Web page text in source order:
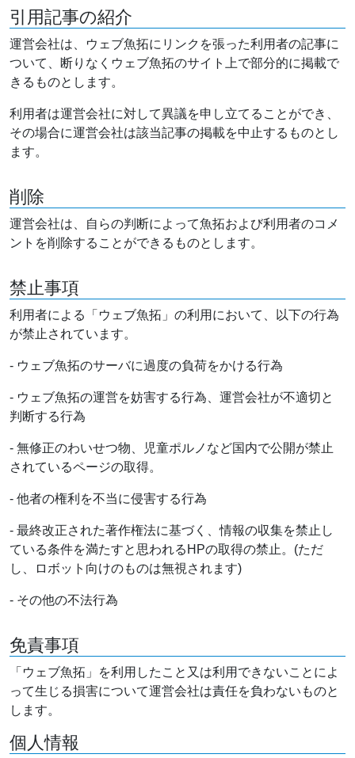
引用記事の紹介
運営会社は、ウェブ魚拓にリンクを張った利用者の記事に
ついて、断りなくウェブ魚拓のサイト上で部分的に掲載で
きるものとします。
利用者は運営会社に対して異議を申し立てることができ、
その場合に運営会社は該当記事の掲載を中止するものとし
ます。
削除
運営会社は、自らの判断によって魚拓および利用者のコメ
ントを削除することができるものとします。
禁止事項
利用者による「ウェブ魚拓」の利用において、以下の行為
が禁止されています。
- ウェブ魚拓のサーバに過度の負荷をかける行為
- ウェブ魚拓の運営を妨害する行為、運営会社が不適切と
判断する行為
- 無修正のわいせつ物、児童ポルノなど国内で公開が禁止
されているページの取得。
- 他者の権利を不当に侵害する行為
- 最終改正された著作権法に基づく、情報の収集を禁止し
ている条件を満たすと思われるHPの取得の禁止。(ただ
し、ロボット向けのものは無視されます)
- その他の不法行為
免責事項
「ウェブ魚拓」を利用したこと又は利用できないことによ
って生じる損害について運営会社は責任を負わないものと
します。
個人情報